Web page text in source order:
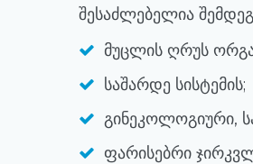
შესაძლებელია
მუცლის ღრუს
საშარდე სისტემის;
გინეკოლოგიური,
ფარისებრი